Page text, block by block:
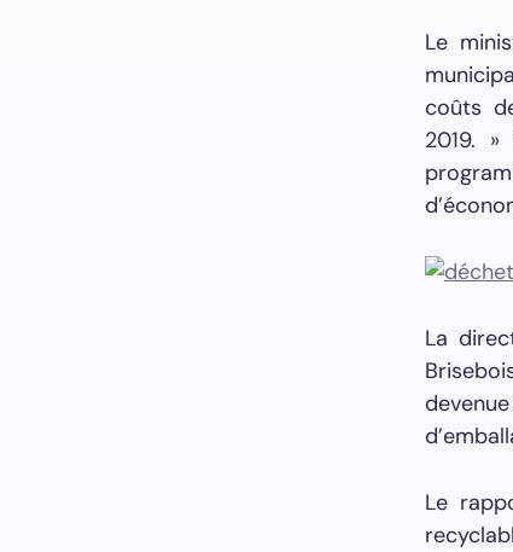
Le
coûts
2019.
La
Le